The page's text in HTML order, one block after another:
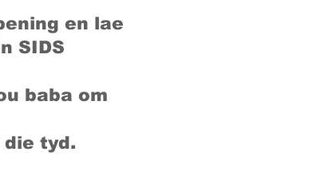
en lae
SIDS
baba om
die tyd.